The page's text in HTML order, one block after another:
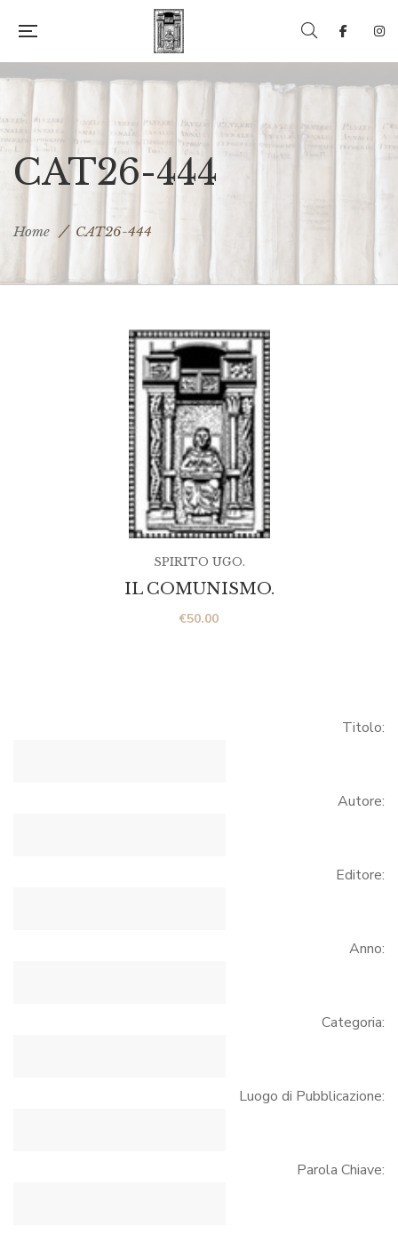
CAT26-444
Home CAT26-444
IL COMUNISMO.
€50.00
SPIRITO UGO.
Titolo:
Autore:
Editore:
Anno:
Categoria:
Luogo di Pubblicazione:
Parola Chiave: